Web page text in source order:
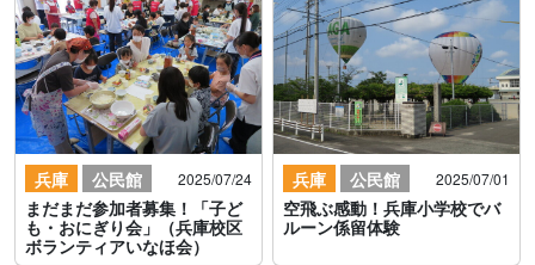
兵庫 公民館 2025/07/24
まだまだ参加者募集！「子ど
も・おにぎり会」（兵庫校区
ボランティアいなほ会）
兵庫 公民館 2025/07/01
空飛ぶ感動！兵庫小学校でバ
ルーン係留体験